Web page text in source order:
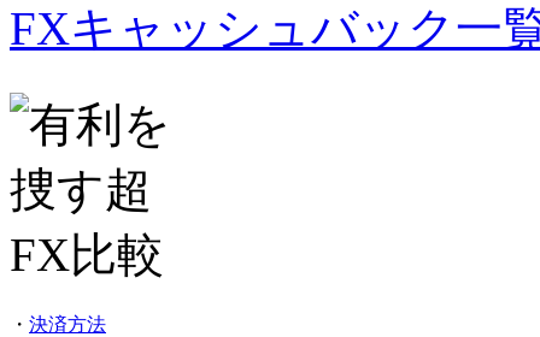
FXキャッシュバック一
・ 決済方法